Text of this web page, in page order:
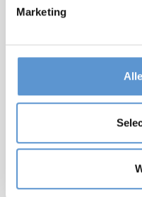
Marketing
2026-05-22